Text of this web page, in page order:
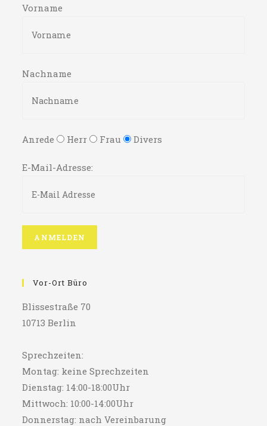
Vorname
Nachname
Anrede Herr Frau Divers
E-Mail-Adresse:
Vor-Ort Büro
Blissestraße 70
10713 Berlin
Sprechzeiten:
Montag: keine Sprechzeiten
Dienstag: 14:00-18:00Uhr
Mittwoch: 10:00-14:00Uhr
Donnerstag: nach Vereinbarung